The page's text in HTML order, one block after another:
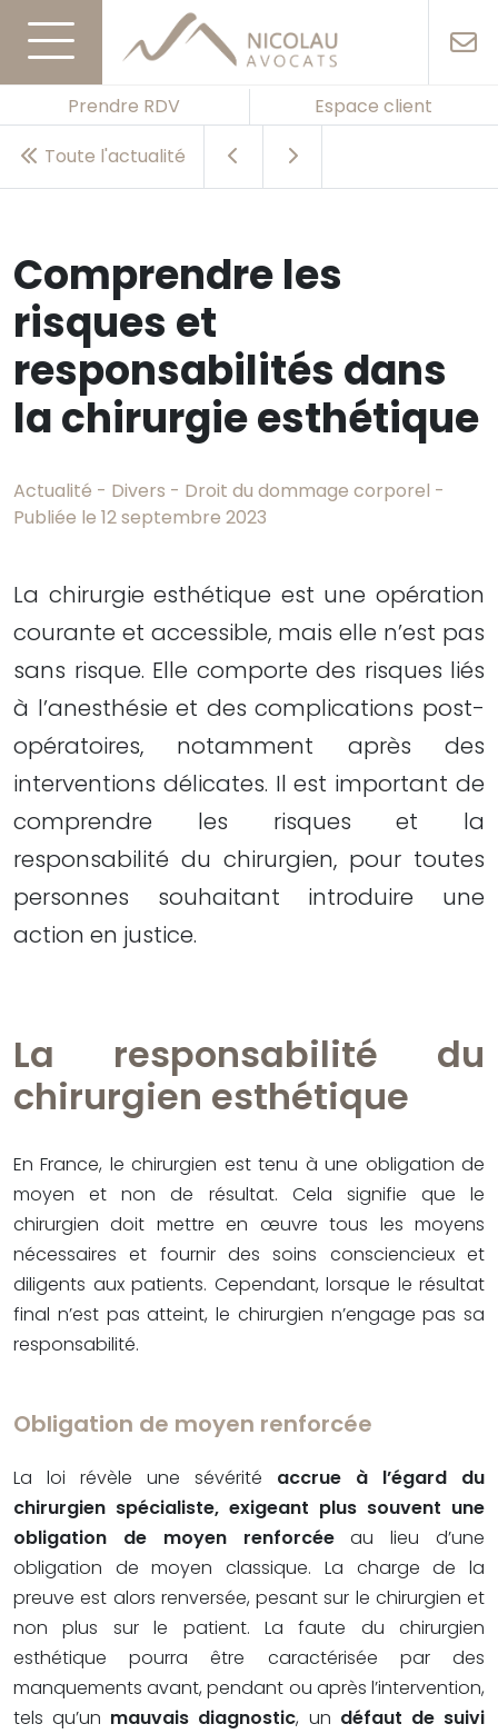
Prendre RDV
Espace client
Toute l'actualité
Comprendre les
risques et
responsabilités dans
la chirurgie esthétique
Actualité - Divers - Droit du dommage corporel -
Publiée le 12 septembre 2023
La chirurgie esthétique est une opération
courante et accessible, mais elle n’est pas
sans risque. Elle comporte des risques liés
à l’anesthésie et des complications post-
opératoires, notamment après des
interventions délicates. Il est important de
comprendre les risques et la
responsabilité du chirurgien, pour toutes
personnes souhaitant introduire une
action en justice.
La responsabilité du
chirurgien esthétique
En France, le chirurgien est tenu à une obligation de
moyen et non de résultat. Cela signifie que le
chirurgien doit mettre en œuvre tous les moyens
nécessaires et fournir des soins consciencieux et
diligents aux patients. Cependant, lorsque le résultat
final n’est pas atteint, le chirurgien n’engage pas sa
responsabilité.
Obligation de moyen renforcée
La loi révèle une sévérité accrue à l’égard du
chirurgien spécialiste, exigeant plus souvent une
obligation de moyen renforcéeau lieu d’une
obligation de moyen classique. La charge de la
preuve est alors renversée, pesant sur le chirurgien et
non plus sur le patient. La faute du chirurgien
esthétique pourra être caractérisée par des
manquements avant, pendant ou après l’intervention,
tels qu’un mauvais diagnostic, un défaut de suivi